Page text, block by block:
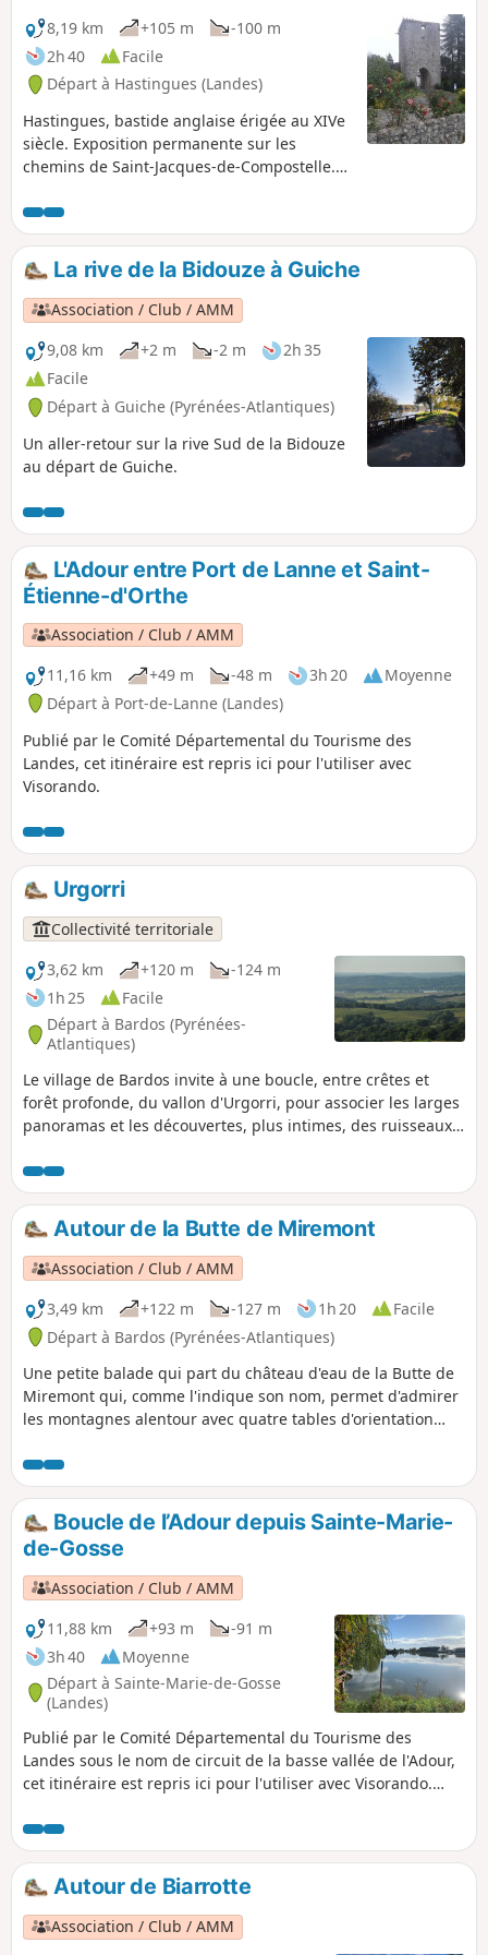
8,19 km
+105 m
-100 m
2h 40
Facile
Départ à Hastingues (Landes)
Hastingues, bastide anglaise érigée au XIVe
siècle. Exposition permanente sur les
chemins de Saint-Jacques-de-Compostelle.
découverte du patrimoine du Pays d'Orthe.
Données : Département des Landes - Pays
d'Orthe et de Pouillon - Hastingues Circuit
du patrimoine 5.4.
La rive de la Bidouze à Guiche
Association / Club / AMM
9,08 km
+2 m -2 m
2h 35
Facile
Départ à Guiche (Pyrénées-Atlantiques)
Un aller-retour sur la rive Sud de la Bidouze
au départ de Guiche.
L'Adour entre Port de Lanne et Saint-
Étienne-d'Orthe
Association / Club / AMM
11,16 km
+49 m -48 m 3h 20
Moyenne
Départ à Port-de-Lanne (Landes)
Publié par le Comité Départemental du Tourisme des
Landes, cet itinéraire est repris ici pour l'utiliser avec
Visorando.
Urgorri
Collectivité territoriale
3,62 km
+120 m
-124 m
1h 25
Facile
Départ à Bardos (Pyrénées-
Atlantiques)
Le village de Bardos invite à une boucle, entre crêtes et
forêt profonde, du vallon d'Urgorri, pour associer les larges
panoramas et les découvertes, plus intimes, des ruisseaux
acrobaties des pilotes de moto-trial, dont le principal intérêt
reste l'incroyable panorama de la Butte de Miremont. Une
vue sur la chaîne des Pyrénées, célébrée au sommet du
château d'eau, accessible à tous, par des tables
d'orientation qui détaillent le tour d'horizon. Par temps clair
(privilégiez les premières heures de la journée), vous
pourrez voir les sommets se détacher dans l'azur, sur plus
de 150 km. L'on verra aussi que Bardos est à la croisée des
paysages entre Pays Basque et Gascogne, avec, d'un côté,
les collines verdoyantes à brebis manech sur fond de la
Rhune, et, de l'autre, la plaine de l'Adour, les douceurs de la
Chalosse et la grande forêt des Landes.
Autour de la Butte de Miremont
Association / Club / AMM
3,49 km
+122 m -127 m 1h 20
Facile
Départ à Bardos (Pyrénées-Atlantiques)
Une petite balade qui part du château d'eau de la Butte de
Miremont qui, comme l'indique son nom, permet d'admirer
les montagnes alentour avec quatre tables d'orientation
extérieur. Cet itinéraire est publié par l'Office de Tourisme
du Pays Basque sous le nom Urgorri. Il est repris ici pour
être utilisé avec Visorando.
Boucle de l’Adour depuis Sainte-Marie-
de-Gosse
Association / Club / AMM
11,88 km
+93 m
-91 m
3h 40
Moyenne
Départ à Sainte-Marie-de-Gosse
(Landes)
Publié par le Comité Départemental du Tourisme des
Landes sous le nom de circuit de la basse vallée de l'Adour,
cet itinéraire est repris ici pour l'utiliser avec Visorando.
vue sur le fleuve Adour. Paysage vallonné, où se côtoient
prairies, champs de maïs, vergers de kiwis. Certains
trouveront cela trop routier mais on a le droit de marcher
sur des routes lorsqu'elle ne sont pas trop passantes.
Autour de Biarrotte
Association / Club / AMM